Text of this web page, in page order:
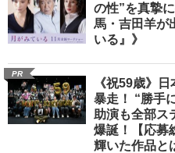
の性”を真摯
馬・吉田羊が
いる』》
PR
《祝59歳》
暴走！ “勝手
助演も全部ス
爆誕！【応募
輝いた作品と